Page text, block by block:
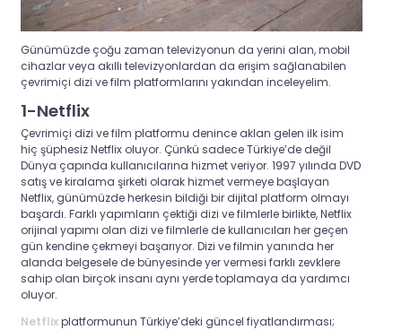
Günümüzde çoğu zaman televizyonun da yerini alan, mobil
cihazlar veya akıllı televizyonlardan da erişim sağlanabilen
çevrimiçi dizi ve film platformlarını yakından inceleyelim.
1-Netflix
Çevrimiçi dizi ve film platformu denince aklan gelen ilk isim
hiç şüphesiz Netflix oluyor. Çünkü sadece Türkiye’de değil
Dünya çapında kullanıcılarına hizmet veriyor. 1997 yılında DVD
satış ve kiralama şirketi olarak hizmet vermeye başlayan
Netflix, günümüzde herkesin bildiği bir dijital platform olmayı
başardı. Farklı yapımların çektiği dizi ve filmlerle birlikte, Netflix
orijinal yapımı olan dizi ve filmlerle de kullanıcıları her geçen
gün kendine çekmeyi başarıyor. Dizi ve filmin yanında her
alanda belgesele de bünyesinde yer vermesi farklı zevklere
sahip olan birçok insanı aynı yerde toplamaya da yardımcı
oluyor.
Netflixplatformunun Türkiye’deki güncel fiyatlandırması;